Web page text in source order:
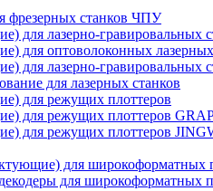
фрезерных станков ЧПУ
для лазерно-гравировальных
для оптоволоконных
для лазерно-гравировальных
для лазерных станков
для режущих плоттеров
для режущих плоттеров
для режущих плоттеров
для широкоформатных
для широкоформатных